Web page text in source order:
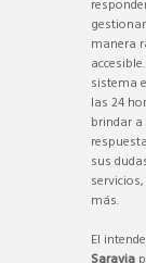
manera
sistema
las 24
brindar
sus
más.
El